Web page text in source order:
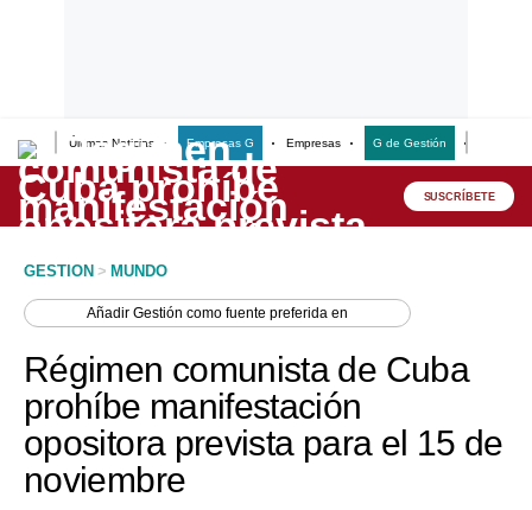
Últimas Noticias Empresas G Empresas G de Gestión
Lo último
Peru Quiosco
Economía
Mercados
Perú
SUSCRÍBETE
GESTION > MUNDO
AñadirGestión como fuente preferida en
Régimen comunista de Cuba
prohíbe manifestación
opositora prevista para el 15 de
noviembre